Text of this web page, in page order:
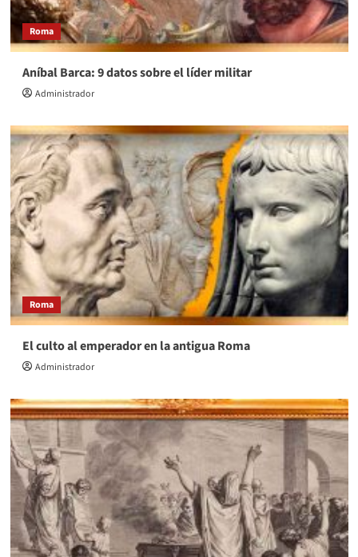
Roma
Aníbal Barca: 9 datos sobre el líder militar
Administrador
Roma
El culto al emperador en la antigua Roma
Administrador